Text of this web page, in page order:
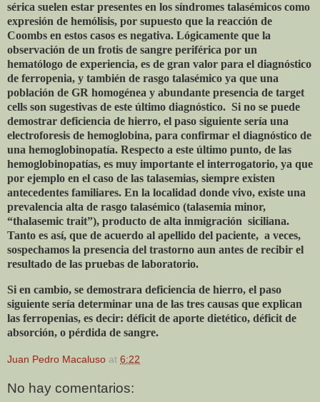
sérica suelen estar presentes en los síndromes talasémicos como
expresión de hemólisis, por supuesto que la reacción de
Coombs en estos casos es negativa. Lógicamente que la
observación de un frotis de sangre periférica por un
hematólogo de experiencia, es de gran valor para el diagnóstico
de ferropenia, y también de rasgo talasémico ya que una
población de GR homogénea y abundante presencia de target
cells son sugestivas de este último diagnóstico. Si no se puede
demostrar deficiencia de hierro, el paso siguiente sería una
electroforesis de hemoglobina, para confirmar el diagnóstico de
una hemoglobinopatía. Respecto a este último punto, de las
hemoglobinopatías, es muy importante el interrogatorio, ya que
por ejemplo en el caso de las talasemias, siempre existen
antecedentes familiares. En la localidad donde vivo, existe una
prevalencia alta de rasgo talasémico (talasemia minor,
“thalasemic trait”), producto de alta inmigración siciliana.
Tanto es así, que de acuerdo al apellido del paciente, a veces,
sospechamos la presencia del trastorno aun antes de recibir el
resultado de las pruebas de laboratorio.
Si en cambio, se demostrara deficiencia de hierro, el paso
siguiente sería determinar una de las tres causas que explican
las ferropenias, es decir: déficit de aporte dietético, déficit de
absorción, o pérdida de sangre.
Juan Pedro Macaluso at 6:22
No hay comentarios: